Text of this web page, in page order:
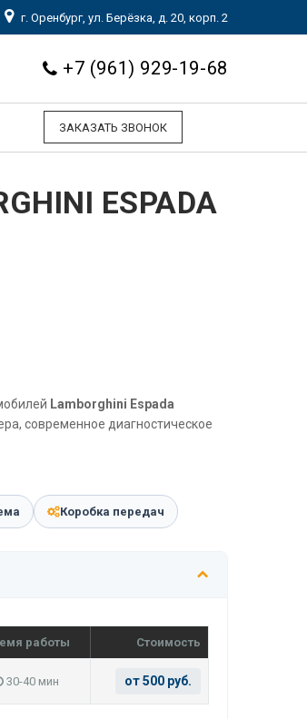
г. Оренбург, ул. Берёзка, д. 20, корп. 2
+7 (961) 929-19-68
ЗАКАЗАТЬ ЗВОНОК
ESPADA
Lamborghini Espada
современное диагностическое
Коробка передач
работы Стоимость
30-40 мин от 500 руб.